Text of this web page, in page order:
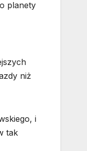
planety
niż
i
tak